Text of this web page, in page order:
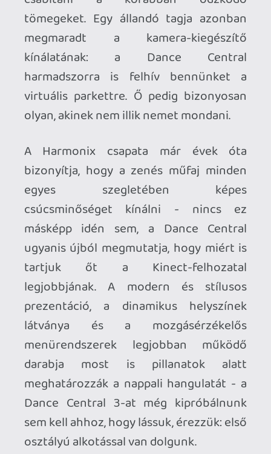
ugyanis újból megmutatja, hogy miért is
tartjuk őt a Kinect-felhozatal
legjobbjának. A modern és stílusos
prezentáció, a dinamikus helyszínek
menürendszerek legjobban működő
darabja most is pillanatok alatt
meghatározzák a nappali hangulatát - a
Dance Central 3-at még kipróbálnunk
osztályú alkotással van dolgunk.
Az új epizód természetesen új dalokat és
új mozdulatokat jelent - mindkét
szempontból kifogástalanul teljesít a
harmadik rész. A 46 zenéből álló tracklist
minden eddiginél szélesebb skálát fed le,
a korszakok és a műfajok szempontjából
egyaránt: épp úgy megtaláljuk a lemezen
a 70-es évek klasszikusait, mint napjaink
kommersz felhozatalának legismertebb
képviselőit. Maga a tánc pedig még a
legnagyobb riszaviadal-mestereknek is
garantáltan új élmény lesz: alig-alig
találunk olyan mozdulatokat a
folytatásban, melyek a korábbi részekből
köszönnek vissza, így az új lépések
elsajátítása a veteránok számára is
biztosítja az izgalmakkal,
érdekességekkel, na meg persze
nevetéssel teli játékórákat - főleg akkor,